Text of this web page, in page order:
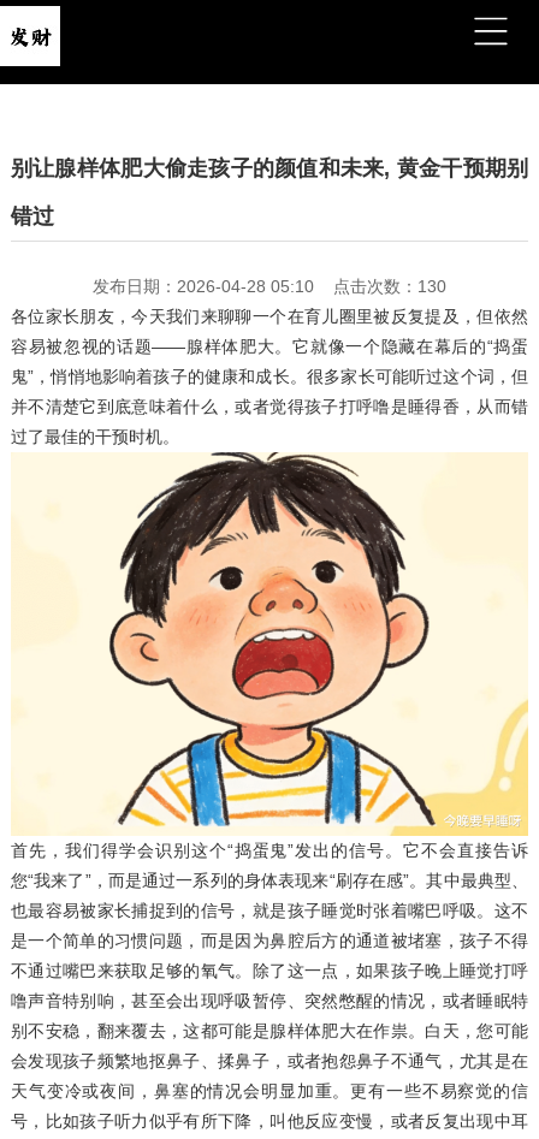
别让腺样体肥大偷走孩子的颜值和未来, 黄金干预期别
错过
发布日期：2026-04-28 05:10 点击次数：130
各位家长朋友，今天我们来聊聊一个在育儿圈里被反复提及，但依然
容易被忽视的话题——腺样体肥大。它就像一个隐藏在幕后的“捣蛋
鬼”，悄悄地影响着孩子的健康和成长。很多家长可能听过这个词，但
并不清楚它到底意味着什么，或者觉得孩子打呼噜是睡得香，从而错
过了最佳的干预时机。
首先，我们得学会识别这个“捣蛋鬼”发出的信号。它不会直接告诉
您“我来了”，而是通过一系列的身体表现来“刷存在感”。其中最典型、
也最容易被家长捕捉到的信号，就是孩子睡觉时张着嘴巴呼吸。这不
是一个简单的习惯问题，而是因为鼻腔后方的通道被堵塞，孩子不得
不通过嘴巴来获取足够的氧气。除了这一点，如果孩子晚上睡觉打呼
噜声音特别响，甚至会出现呼吸暂停、突然憋醒的情况，或者睡眠特
别不安稳，翻来覆去，这都可能是腺样体肥大在作祟。白天，您可能
会发现孩子频繁地抠鼻子、揉鼻子，或者抱怨鼻子不通气，尤其是在
天气变冷或夜间，鼻塞的情况会明显加重。更有一些不易察觉的信
号，比如孩子听力似乎有所下降，叫他反应变慢，或者反复出现中耳